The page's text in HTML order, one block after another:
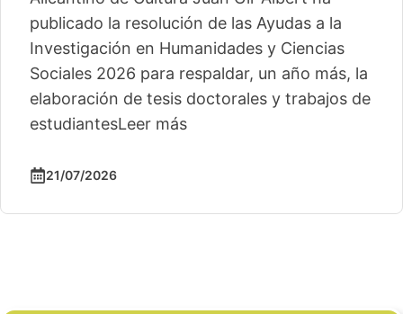
publicado la resolución de las Ayudas a la
Investigación en Humanidades y Ciencias
Sociales 2026 para respaldar, un año más, la
elaboración de tesis doctorales y trabajos de
estudiantesLeer más
21/07/2026